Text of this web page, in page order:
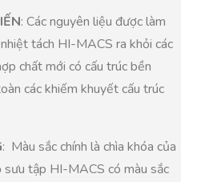
: Các nguyên liệu được làm
tách HI-MACS ra khỏi các
chất mới có cấu trúc bền
các khiếm khuyết cấu trúc
: Màu sắc chính là chìa khóa của
tập HI-MACS có màu sắc